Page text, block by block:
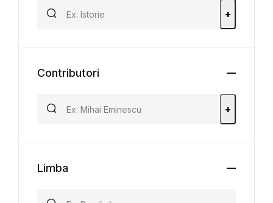
+
Contributori
+
Limba